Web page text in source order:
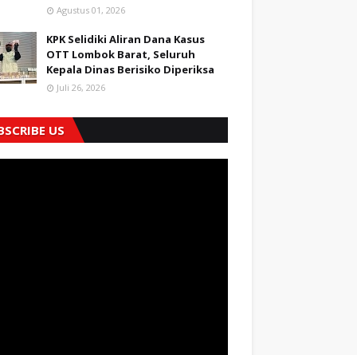
Agustus 01, 2026
KPK Selidiki Aliran Dana Kasus
OTT Lombok Barat, Seluruh
Kepala Dinas Berisiko Diperiksa
Juli 26, 2026
US